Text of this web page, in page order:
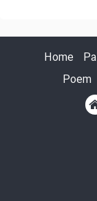
Home
Poem